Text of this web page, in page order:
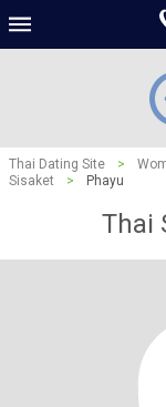
Thai Dating Site >
Sisaket
> Phayu
Thai